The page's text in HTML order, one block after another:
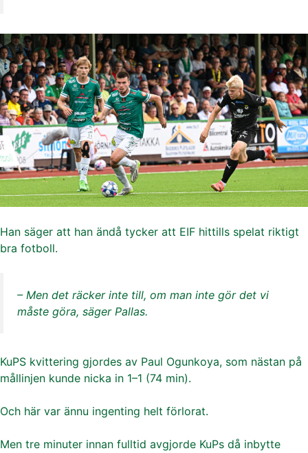
Han säger att han ändå tycker att EIF hittills spelat riktigt
bra fotboll.
– Men det räcker inte till, om man inte gör det vi
måste göra, säger Pallas.
KuPS kvittering gjordes av Paul Ogunkoya, som nästan på
mållinjen kunde nicka in 1–1 (74 min).
Och här var ännu ingenting helt förlorat.
Men tre minuter innan fulltid avgjorde KuPs då inbytte